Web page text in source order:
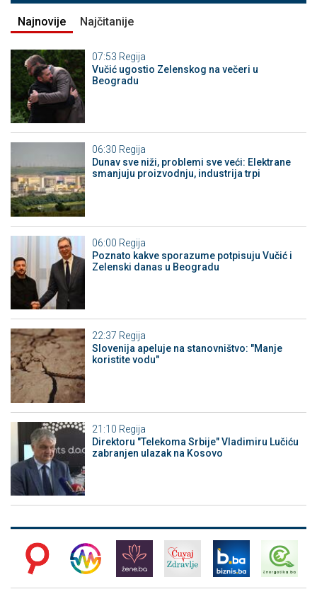
Najnovije Najčitanije
07:53 Regija
Vučić ugostio Zelenskog na večeri u
Beogradu
06:30 Regija
Dunav sve niži, problemi sve veći: Elektrane
smanjuju proizvodnju, industrija trpi
06:00 Regija
Poznato kakve sporazume potpisuju Vučić i
Zelenski danas u Beogradu
22:37 Regija
Slovenija apeluje na stanovništvo: "Manje
koristite vodu"
21:10 Regija
Direktoru "Telekoma Srbije" Vladimiru Lučiću
zabranjen ulazak na Kosovo